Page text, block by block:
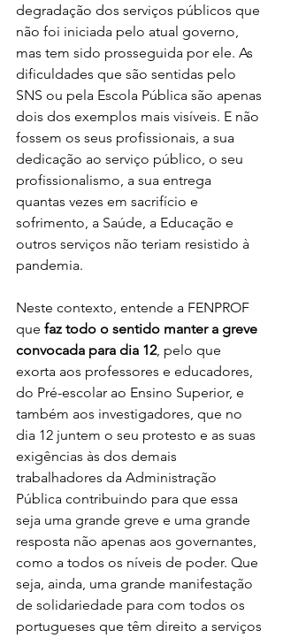
degradação dos serviços públicos que
não foi iniciada pelo atual governo,
mas tem sido prosseguida por ele. As
dificuldades que são sentidas pelo
SNS ou pela Escola Pública são apenas
dois dos exemplos mais visíveis. E não
fossem os seus profissionais, a sua
dedicação ao serviço público, o seu
profissionalismo, a sua entrega
quantas vezes em sacrifício e
sofrimento, a Saúde, a Educação e
outros serviços não teriam resistido à
pandemia.
Neste contexto, entende a FENPROF
que faz todo o sentido manter a greve
convocada para dia 12, pelo que
exorta aos professores e educadores,
do Pré-escolar ao Ensino Superior, e
também aos investigadores, que no
dia 12 juntem o seu protesto e as suas
exigências às dos demais
trabalhadores da Administração
Pública contribuindo para que essa
seja uma grande greve e uma grande
resposta não apenas aos governantes,
como a todos os níveis de poder. Que
seja, ainda, uma grande manifestação
de solidariedade para com todos os
portugueses que têm direito a serviços